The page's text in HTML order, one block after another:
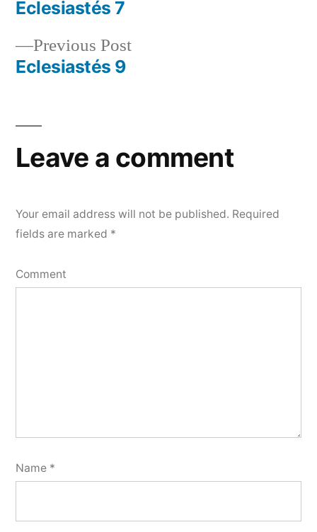
Post
navigation
Previous PostPrevious
Eclesiastés 9
post:
Eclesiastés 7
Leave a comment
Your email address will not be published. Required
fields are marked *
Comment
Name *